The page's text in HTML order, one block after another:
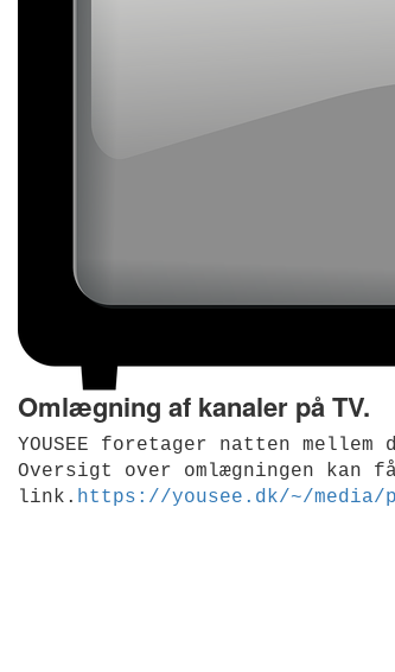
Omlægning af kanaler på TV.
YOUSEE foretager natten
Oversigt over omlægningen kan
link. https://yousee.dk/~/media/